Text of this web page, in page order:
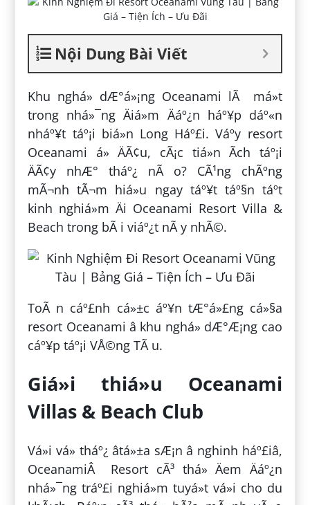
Nội Dung Bài Viết
Khu nghá» dÆ°á»¡ng Oceanami lÃ má»t
trong nhá»¯ng Äiá»m Äáº¿n háº¥p dáº«n
nháº¥t táº¡i biá»n Long Háº£i. Váº­y resort
Oceanami á» ÄÃ¢u, cÃ¡c tiá»n Ã­ch táº¡i
ÄÃ¢y nhÆ° tháº¿ nÃ o? CÃ¹ng chÃºng
mÃ¬nh tÃ¬m hiá»u ngay táº¥t táº§n táº­t
kinh nghiá»m Äi Oceanami Resort Villa &
Beach trong bÃ i viáº¿t nÃ y nhÃ©.
ToÃ n cáº£nh cá»±c áº¥n tÆ°á»£ng cá»§a
resort Oceanami â khu nghá» dÆ°Æ¡ng cao
cáº¥p táº¡i VÅ©ng TÃ u.
Giá»i thiá»u Oceanami
Villas & Beach Club
Vá»i vá» tháº¿ âtá»±a sÆ¡n â nghinh háº£iâ,
OceanamiÂ Resort cÃ³ thá» Äem Äáº¿n
nhá»¯ng tráº£i nghiá»m tuyá»t vá»i cho du